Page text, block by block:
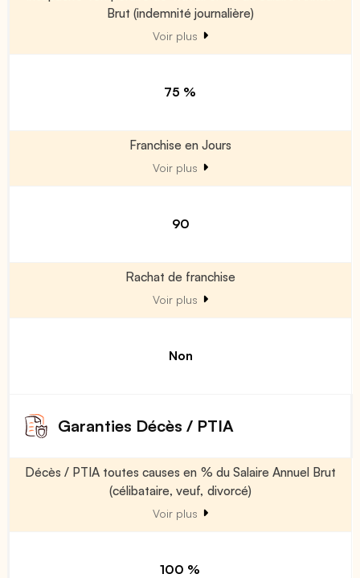
Brut (indemnité journalière)
Voir plus
75 %
Franchise en Jours
Voir plus
90
Rachat de franchise
Voir plus
Non
Garanties Décès / PTIA
Décès / PTIA toutes causes en % du Salaire Annuel Brut
(célibataire, veuf, divorcé)
Voir plus
100 %